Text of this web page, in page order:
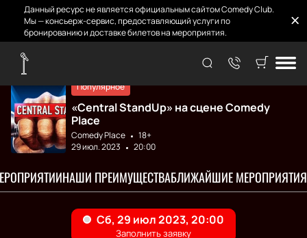
Данный ресурс не является официальным сайтом Comedy Club.
Мы — консьерж-сервис, предоставляющий услуги по
бронированию и доставке билетов на мероприятия.
Главная
Популярное
«Central StandUp» на сцене Comedy
Place
Comedy Place
18+
29 июл. 2023
20:00
НАШИ ПРЕИМУЩЕСТВАБЛИЖАЙШИЕ МЕРОПРИЯТИЯ